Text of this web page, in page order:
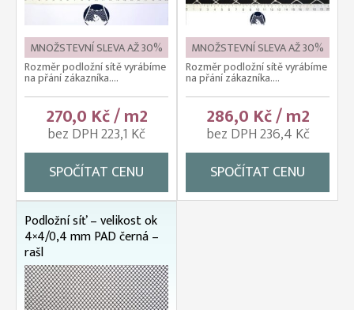
MNOŽSTEVNÍ SLEVA AŽ 30%
Rozměr podložní sítě vyrábíme
na přání zákazníka....
270,0 Kč / m2
bez DPH 223,1 Kč
SPOČÍTAT CENU
MNOŽSTEVNÍ SLEVA AŽ 30%
Rozměr podložní sítě vyrábíme
na přání zákazníka....
286,0 Kč / m2
bez DPH 236,4 Kč
SPOČÍTAT CENU
Podložní síť – velikost ok
4×4/0,4 mm PAD černá –
rašl